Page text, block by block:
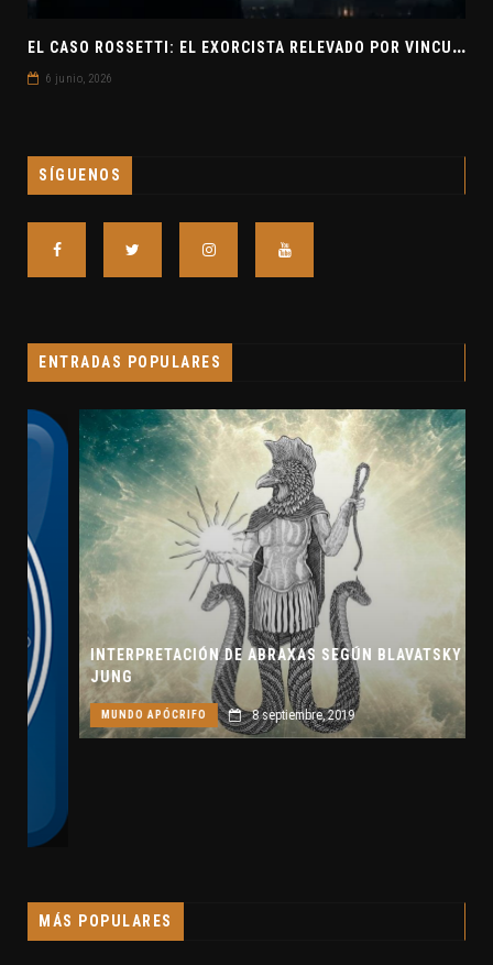
E
L CASO ROSSETTI: EL EXORCISTA RELEVADO POR VINCULAR OVNIS Y DEMONIOS
6 junio, 2026
SÍGUENOS
ENTRADAS POPULARES
INTERPRETACIÓN DE ABRAXAS SEGÚN BLAVATSKY Y
JUNG
MUNDO APÓCRIFO 8 septiembre, 2019
MÁS POPULARES